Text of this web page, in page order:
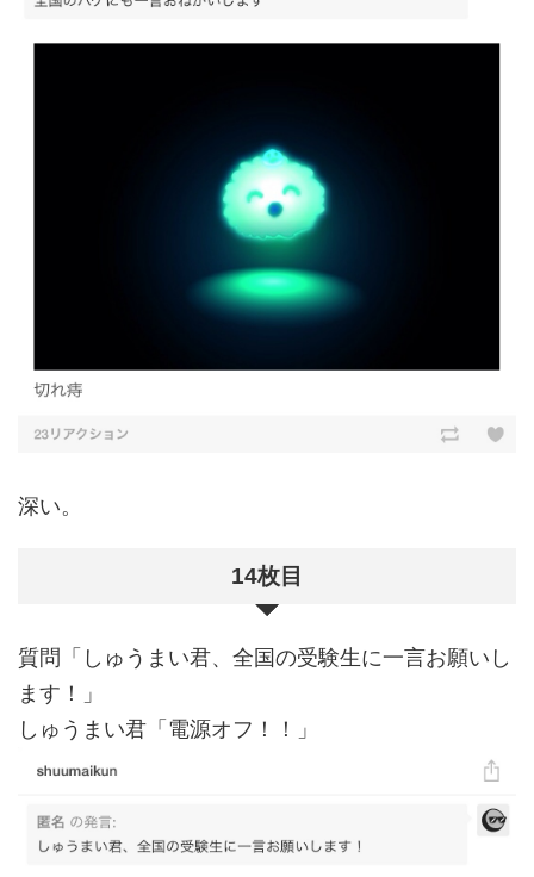
深い。
14枚目
質問「しゅうまい君、全国の受験生に一言お願いし
ます！」
しゅうまい君「電源オフ！！」